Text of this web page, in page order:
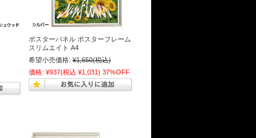
ポスターパネル ポスターフレーム
スリムエイト A4
希望小売価格: ¥1,650(税込)
価格: ¥937(税込 ¥1,031) 37%OFF